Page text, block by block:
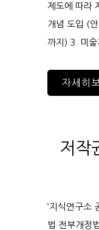
제도에 따라
개념 도입 (
까지) 3. 미
자세히
저작
‘지식연구소
법 전부개정